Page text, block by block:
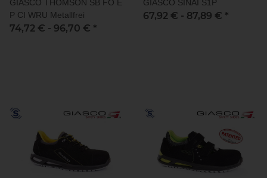
GIASCO THOMSON SB FO E
P CI WRU Metallfrei
74,72 € - 96,70 € *
GIASCO SINAI S1P
67,92 € - 87,89 € *